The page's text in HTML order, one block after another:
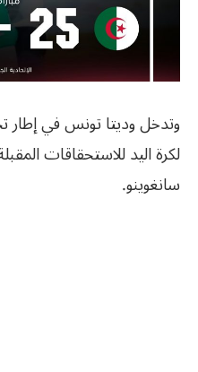
وتدخل وديتا تونس في إطار
لكرة اليد للاستحقاقات
سانغوينو.